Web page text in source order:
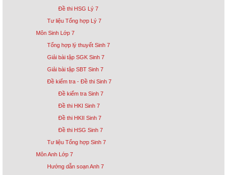
Đề thi HSG Lý 7
Tư liệu Tổng hợp Lý 7
Môn Sinh Lớp 7
Tổng hợp lý thuyết Sinh 7
Giải bài tập SGK Sinh 7
Giải bài tập SBT Sinh 7
Đề kiểm tra - Đề thi Sinh 7
Đề kiểm tra Sinh 7
Đề thi HKI Sinh 7
Đề thi HKII Sinh 7
Đề thi HSG Sinh 7
Tư liệu Tổng hợp Sinh 7
Môn Anh Lớp 7
Hướng dẫn soạn Anh 7